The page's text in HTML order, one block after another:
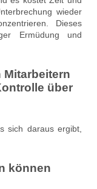
wieder
Dieses
Ermüdung und
Mitarbeitern
über
sich daraus ergibt,
können